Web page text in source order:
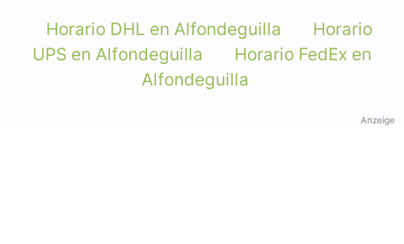
Horario DHL en Alfondeguilla
Horario
UPS en Alfondeguilla
Horario FedEx en
Alfondeguilla
Anzeige